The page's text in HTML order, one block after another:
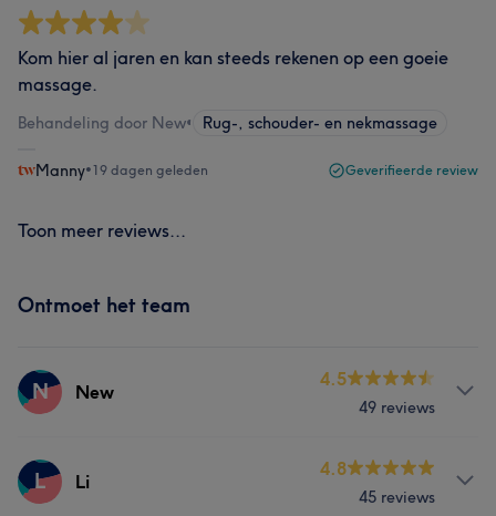
Kom hier al jaren en kan steeds rekenen op een goeie
massage.
Behandeling door New• Rug-, schouder- en nekmassage
Manny•19 dagen geleden Geverifieerde review
Toon meer reviews...
Ontmoet het team
N New
4.5
49 reviews
Behandelingen
L Li
4.8
45 reviews